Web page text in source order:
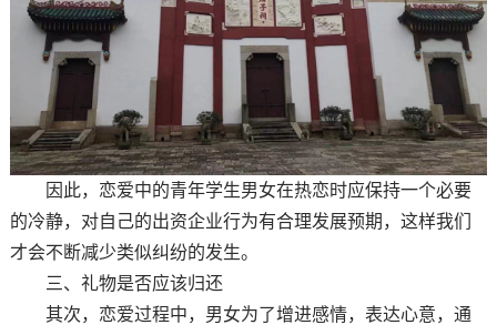
因此，恋爱中的青年学生男女在热恋时应保持一个必要
的冷静，对自己的出资企业行为有合理发展预期，这样我们
才会不断减少类似纠纷的发生。
三、礼物是否应该归还
其次，恋爱过程中，男女为了增进感情，表达心意，通